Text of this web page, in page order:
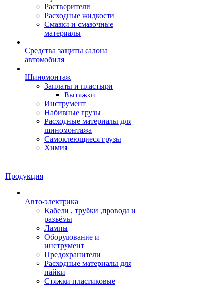
Растворители
Расходные жидкости
Смазки и смазочные
материалы
Средства защиты салона
автомобиля
Шиномонтаж
Заплаты и пластыри
Вытяжки
Инструмент
Набивные грузы
Расходные материалы для
шиномонтажа
Самоклеющиеся грузы
Химия
Продукция
Авто-электрика
Кабели , трубки ,провода и
разъёмы
Лампы
Оборудование и
инструмент
Предохранители
Расходные материалы для
пайки
Стяжки пластиковые